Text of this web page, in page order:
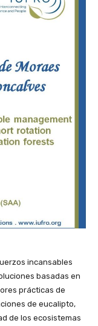
incansables
basadas en
prácticas de
de eucalipto,
de los ecosistemas